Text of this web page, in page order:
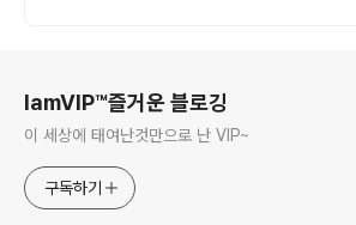
IamVIP™즐거운 블로깅
이 세상에 태여난것만으로 난 VIP~
구독하기